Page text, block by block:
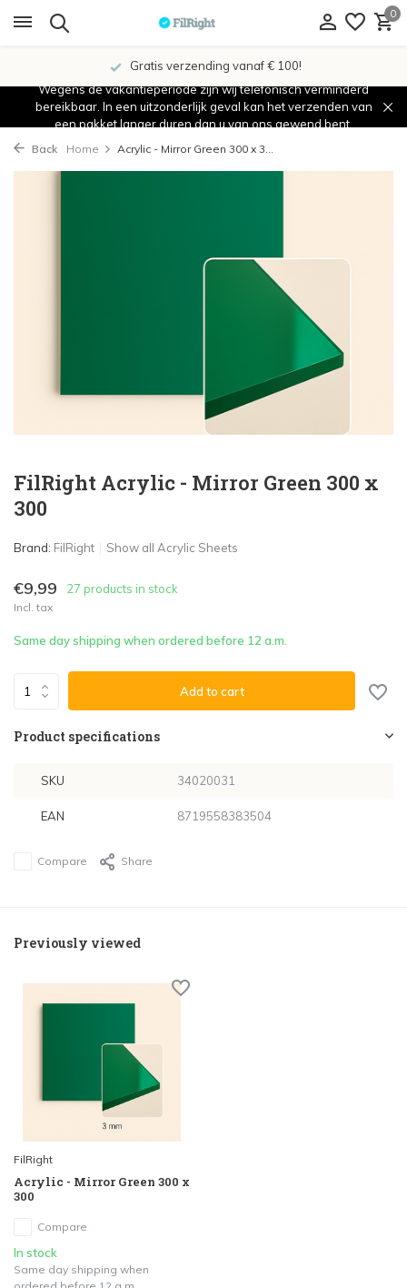
0
Gratis verzending vanaf € 100!
Wegens de vakantieperiode zijn wij telefonisch verminderd
bereikbaar. In een uitzonderlijk geval kan het verzenden van
een pakket langer duren dan u van ons gewend bent.
Back Home Acrylic - Mirror Green 300 x 3...
FilRight Acrylic - Mirror Green 300 x
300
Brand: FilRight Show all Acrylic Sheets
€9,99 27 products in stock
Incl. tax
Same day shipping when ordered before 12 a.m.
Add to cart
Product specifications
SKU 34020031
EAN 8719558383504
Compare Share
Previously viewed
FilRight
Acrylic - Mirror Green 300 x
300
Compare
In stock
Same day shipping when